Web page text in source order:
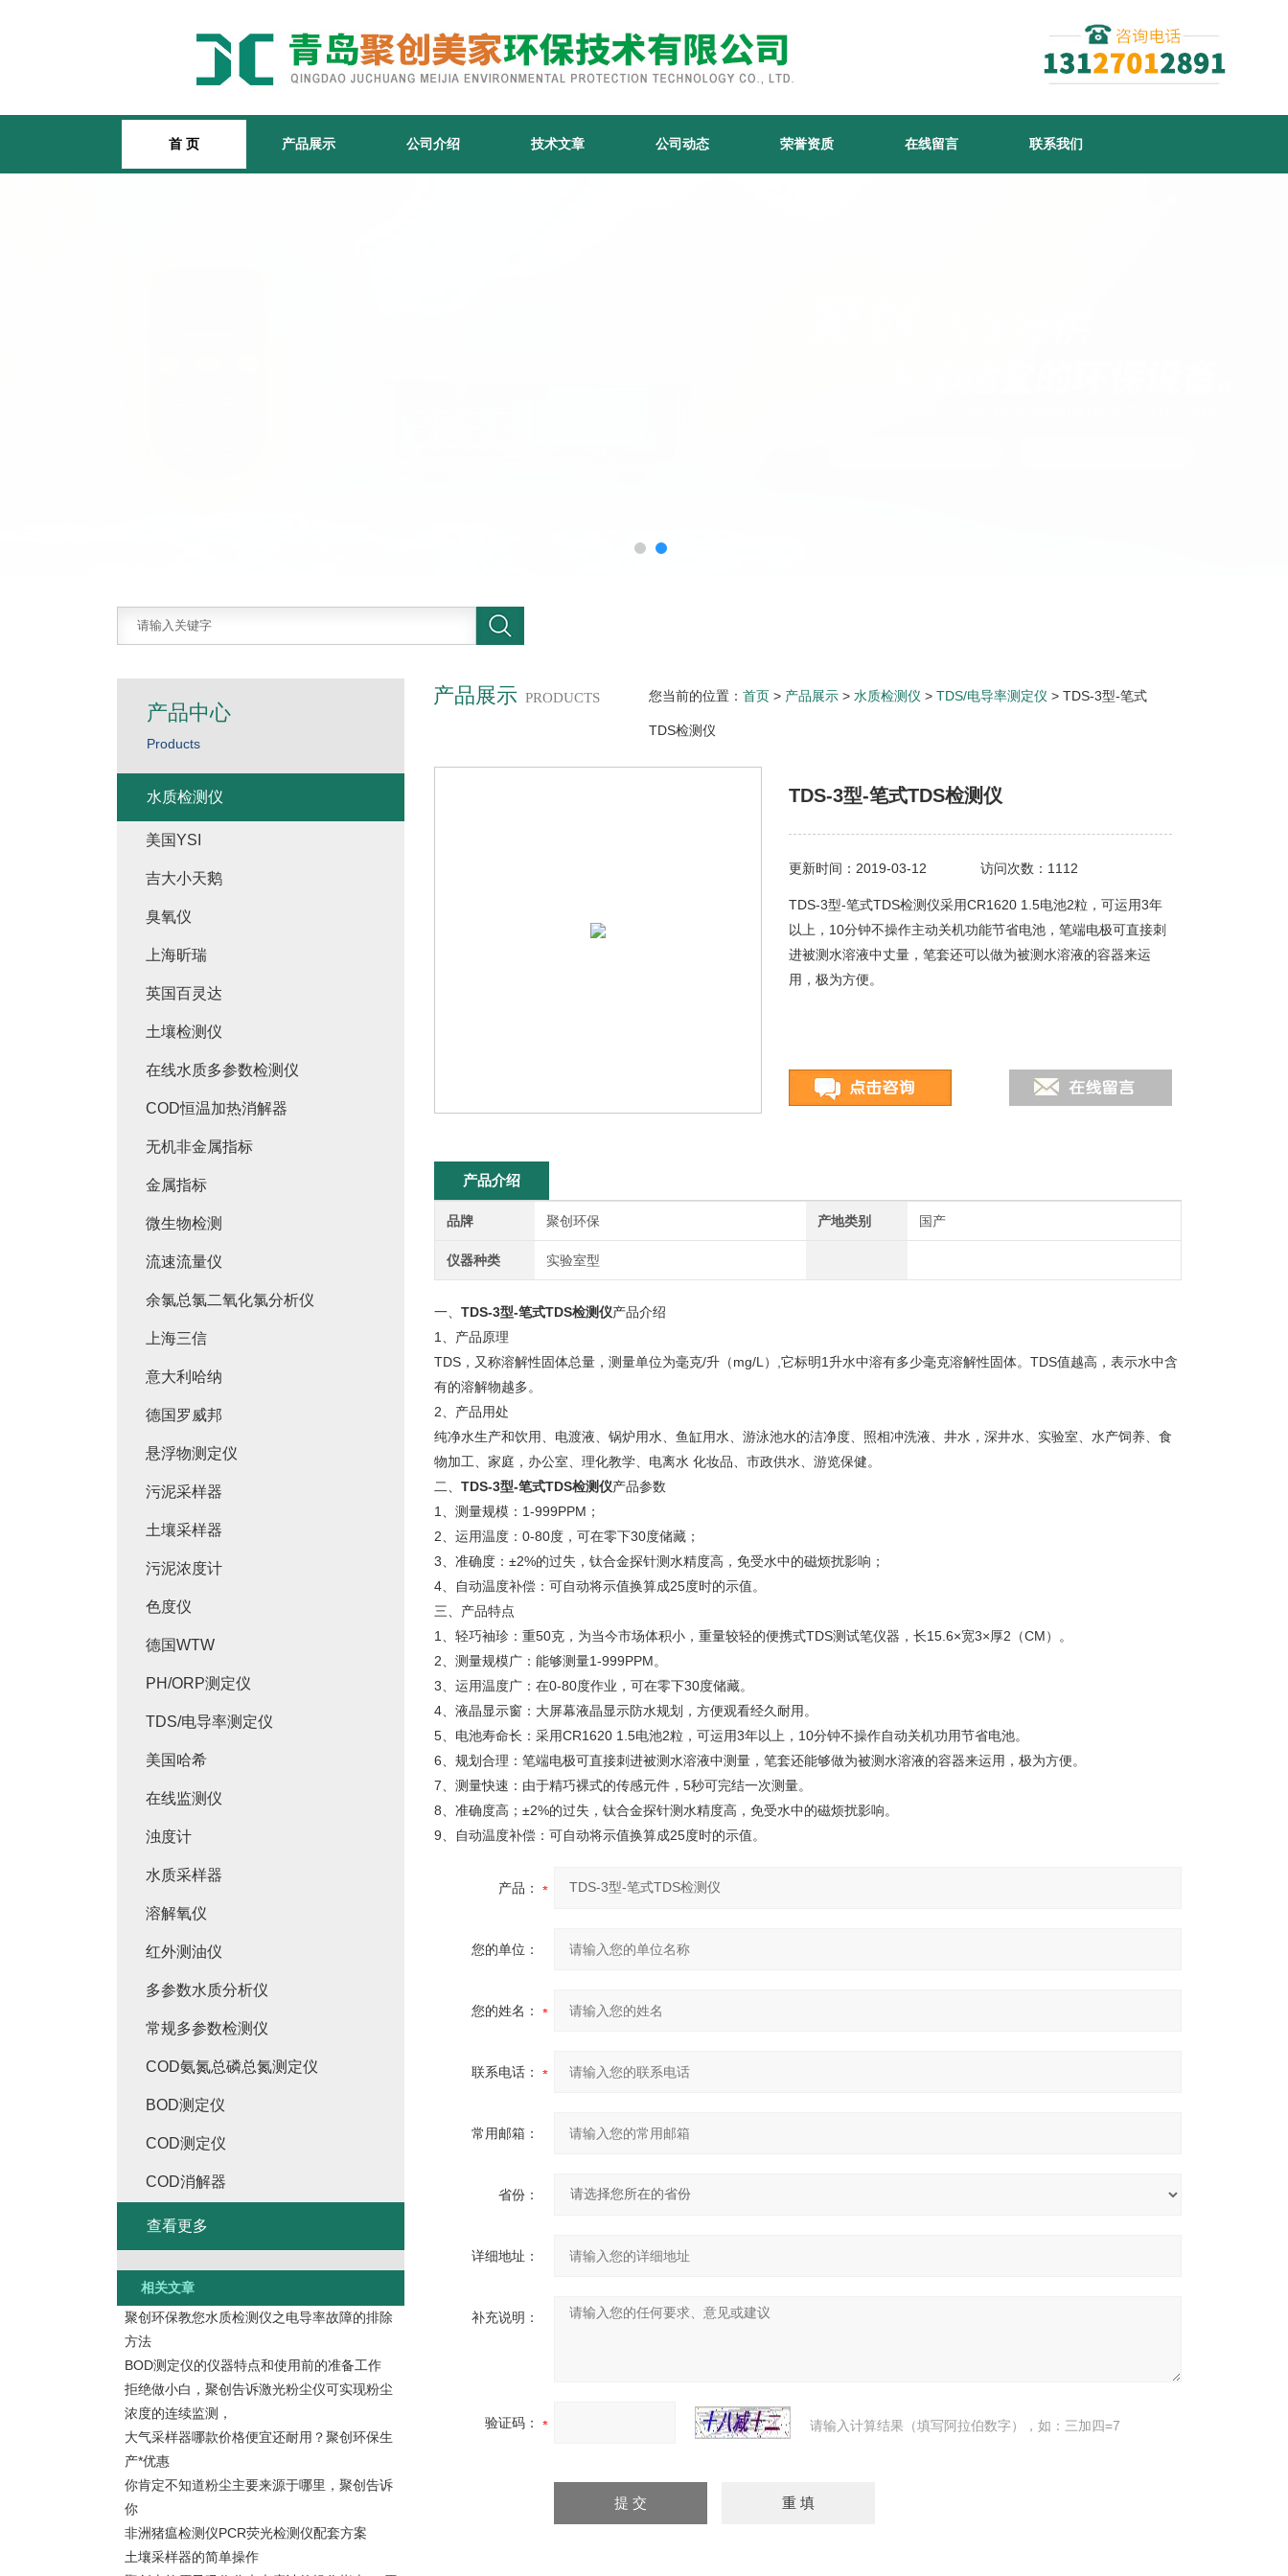
首 页 产品展示 公司介绍 技术文章 公司动态 荣誉资质 在线留言 联系我们
产品展示 PRODUCTS 您当前的位置： 首页 > 产品展示 > 水质检测仪 > TDS/电导率测定仪 > TDS-3型-笔式
TDS检测仪
TDS-3型-笔式TDS检测仪
更新时间：2019-03-12 访问次数：1112
TDS-3型-笔式TDS检测仪采用CR1620 1.5电池2粒，可运用3年
以上，10分钟不操作主动关机功能节省电池，笔端电极可直接刺
进被测水溶液中丈量，笔套还可以做为被测水溶液的容器来运
用，极为方便。
产品介绍
品牌 聚创环保 产地类别 国产
仪器种类 实验室型
一、 TDS-3型-笔式TDS检测仪产品介绍
1、产品原理
TDS，又称溶解性固体总量，测量单位为毫克/升（mg/L）,它标明1升水中溶有多少毫克溶解性固体。TDS值越高，表示水中含
有的溶解物越多。
2、产品用处
纯净水生产和饮用、电渡液、锅炉用水、鱼缸用水、游泳池水的洁净度、照相冲洗液、井水，深井水、实验室、水产饲养、食
物加工、家庭，办公室、理化教学、电离水 化妆品、市政供水、游览保健。
二、 TDS-3型-笔式TDS检测仪产品参数
1、测量规模：1-999PPM；
2、运用温度：0-80度，可在零下30度储藏；
3、准确度：±2%的过失，钛合金探针测水精度高，免受水中的磁烦扰影响；
4、自动温度补偿：可自动将示值换算成25度时的示值。
三、产品特点
1、轻巧袖珍：重50克，为当今市场体积小，重量较轻的便携式TDS测试笔仪器，长15.6×宽3×厚2（CM）。
2、测量规模广：能够测量1-999PPM。
3、运用温度广：在0-80度作业，可在零下30度储藏。
4、液晶显示窗：大屏幕液晶显示防水规划，方便观看经久耐用。
5、电池寿命长：采用CR1620 1.5电池2粒，可运用3年以上，10分钟不操作自动关机功用节省电池。
6、规划合理：笔端电极可直接刺进被测水溶液中测量，笔套还能够做为被测水溶液的容器来运用，极为方便。
7、测量快速：由于精巧裸式的传感元件，5秒可完结一次测量。
8、准确度高；±2%的过失，钛合金探针测水精度高，免受水中的磁烦扰影响。
9、自动温度补偿：可自动将示值换算成25度时的示值。
产品：
您的单位：
您的姓名：
联系电话：
常用邮箱：
省份：
详细地址：
补充说明：
验证码： 请输入计算结果（填写阿拉伯数字），如：三加四=7
产品中心
Products
水质检测仪
美国YSI
吉大小天鹅
臭氧仪
上海昕瑞
英国百灵达
土壤检测仪
在线水质多参数检测仪
COD恒温加热消解器
无机非金属指标
金属指标
微生物检测
流速流量仪
余氯总氯二氧化氯分析仪
上海三信
意大利哈纳
德国罗威邦
悬浮物测定仪
污泥采样器
土壤采样器
污泥浓度计
色度仪
德国WTW
PH/ORP测定仪
TDS/电导率测定仪
美国哈希
在线监测仪
浊度计
水质采样器
溶解氧仪
红外测油仪
多参数水质分析仪
常规多参数检测仪
COD氨氮总磷总氮测定仪
BOD测定仪
COD测定仪
COD消解器
查看更多
相关文章
聚创环保教您水质检测仪之电导率故障的排除
方法
BOD测定仪的仪器特点和使用前的准备工作
拒绝做小白，聚创告诉激光粉尘仪可实现粉尘
浓度的连续监测，
大气采样器哪款价格便宜还耐用？聚创环保生
产*优惠
你肯定不知道粉尘主要来源于哪里，聚创告诉
你
非洲猪瘟检测仪PCR荧光检测仪配套方案
土壤采样器的简单操作